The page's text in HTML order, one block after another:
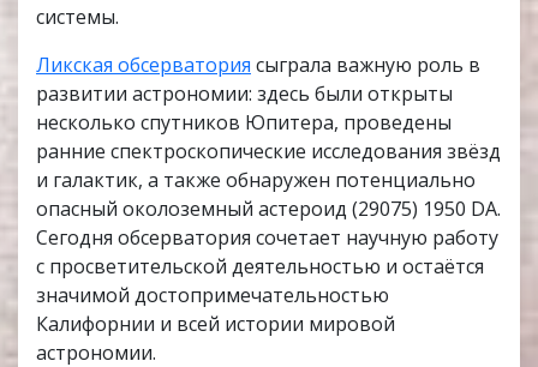
системы.
Ликская обсерватория сыграла важную роль в
развитии астрономии: здесь были открыты
несколько спутников Юпитера, проведены
ранние спектроскопические исследования звёзд
и галактик, а также обнаружен потенциально
опасный околоземный астероид (29075) 1950 DA.
Сегодня обсерватория сочетает научную работу
с просветительской деятельностью и остаётся
значимой достопримечательностью
Калифорнии и всей истории мировой
астрономии.